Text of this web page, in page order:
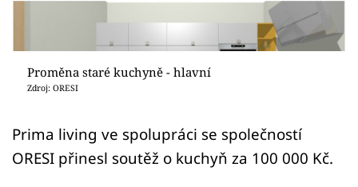
Přihlášení
Sledujte nás
Proměna staré kuchyně - hlavní
Zdroj: ORESI
Prima living ve spolupráci se společností
ORESI přinesl soutěž o kuchyň za 100 000 Kč.